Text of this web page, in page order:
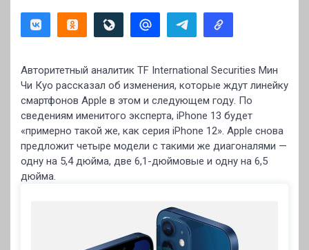
Авторитетный аналитик TF International Securities Мин
Чи Куо рассказал об изменения, которые ждут линейку
смартфонов Apple в этом и следующем году. По
сведениям именитого эксперта, iPhone 13 будет
«примерно такой же, как серия iPhone 12». Apple снова
предложит четыре модели с такими же диагоналями —
одну на 5,4 дюйма, две 6,1-дюймовые и одну на 6,5
дюйма.